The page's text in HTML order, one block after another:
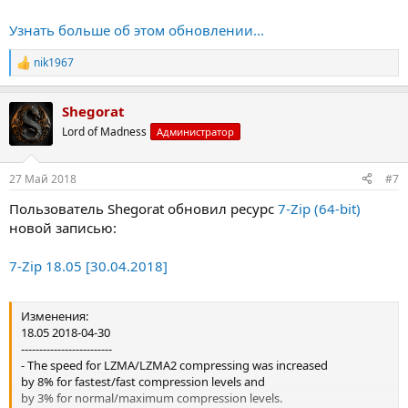
preloading attack.
- Some bugs were fixed in 7z, NSIS, SquashFS, RAR5 and another
code.
Узнать больше об этом обновлении...
Р
е
к
ц
и
nik1967
Shegorat
Lord of Madness Администратор
27 Май 2018 #7
Пользователь Shegorat обновил ресурс 7-Zip (64-bit)
новой записью:
7-Zip 18.05 [30.04.2018]
Изменения:
18.05 2018-04-30
-------------------------
- The speed for LZMA/LZMA2 compressing was increased
by 8% for fastest/fast compression levels and
by 3% for normal/maximum compression levels.